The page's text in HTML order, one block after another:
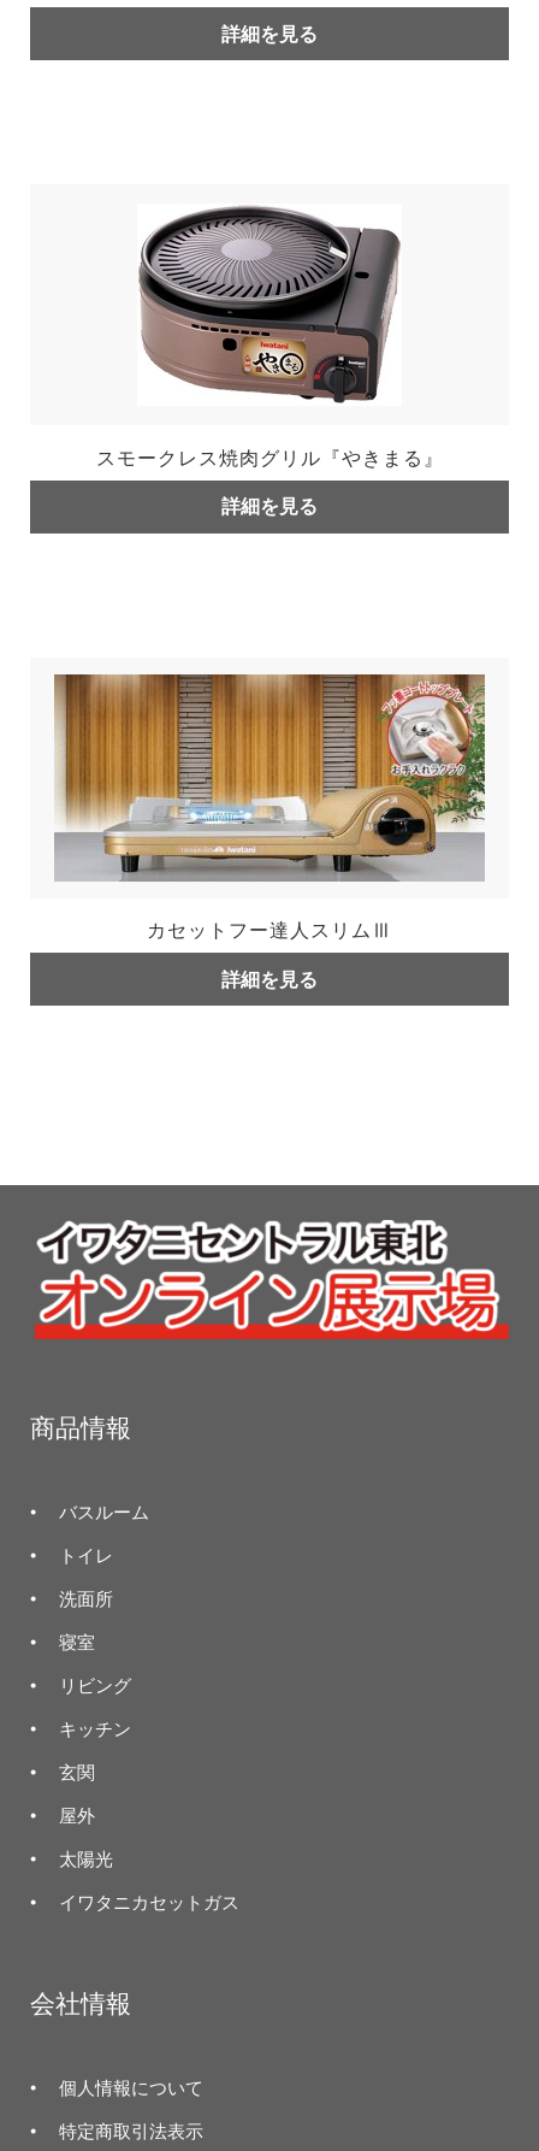
詳細を見る
スモークレス焼肉グリル『やきまる』
詳細を見る
カセットフー達人スリムⅢ
詳細を見る
商品情報
バスルーム
トイレ
洗面所
寝室
リビング
キッチン
玄関
屋外
太陽光
イワタニカセットガス
会社情報
個人情報について
特定商取引法表示